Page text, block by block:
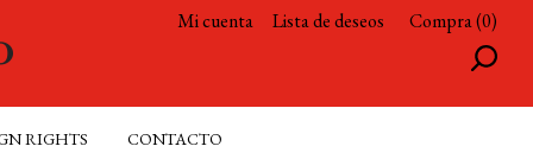
Mi cuenta Lista de deseos Compra (0)
RIGHTS CONTACTO